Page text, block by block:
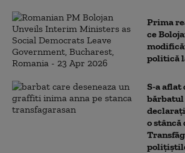
Prima
ce
politică
S-a aflat
bărbatul
o stâncă